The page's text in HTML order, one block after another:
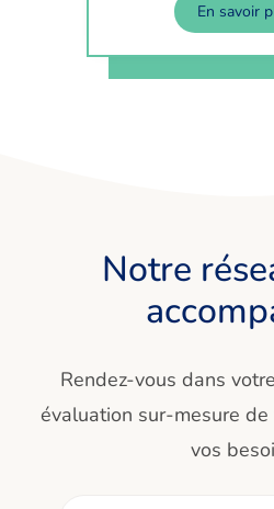
En savoir
Notre
Rendez-vous dans
évaluation sur-mesure
vos